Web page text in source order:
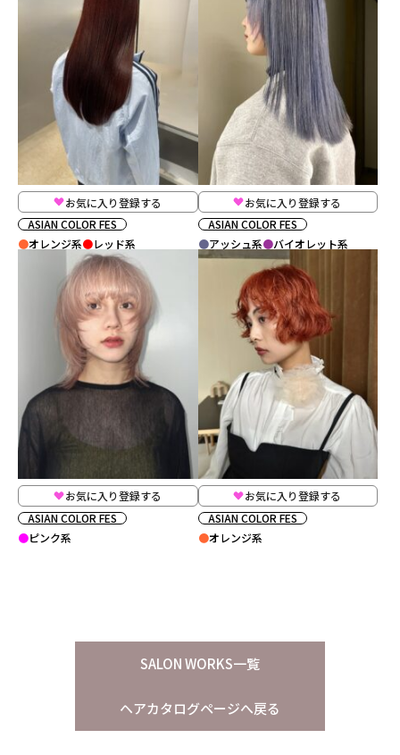
お気に入り登録する
ASIAN COLOR FES
オレンジ系
レッド系
お気に入り登録する
ASIAN COLOR FES
アッシュ系
バイオレット系
お気に入り登録する
ASIAN COLOR FES
ピンク系
お気に入り登録する
ASIAN COLOR FES
オレンジ系
SALON WORKS一覧
ヘアカタログページへ戻る